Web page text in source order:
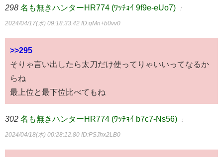
298 名も無きハンターHR774 (ﾜｯﾁｮｲ 9f9e-eUo7) ：
2024/04/17(水) 09:18:33.42 ID:qMn+b0vv0
>>295
そりゃ言い出したら太刀だけ使ってりゃいいってなるか
らね
最上位と最下位比べてもね
302 名も無きハンターHR774 (ﾜｯﾁｮｲ b7c7-Ns56) ：
2024/04/18(木) 00:28:12.80 ID:PSJhx2LB0